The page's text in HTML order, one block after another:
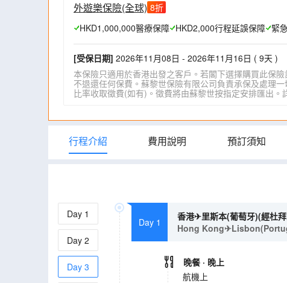
外遊樂保險(全球) 8折
HKD1,000,000醫療保障 HKD2,000行程延誤保障 緊
[受保日期] 2026年11月08日 - 2026年11月16日 ( 9天 )
本保險只適用於香港出發之客戶。若閣下選擇購買此保
不退還任何保費。蘇黎世保險有限公司負責承保及處理
比率收取徵費(如有)。徵費將由蘇黎世按指定安排匯出
行程介紹 費用說明 預訂須知
Day 1
Day 2
Day 3
Day 1
香港✈里斯本(葡萄牙)(經杜
Hong
晚餐 · 晚上
航機上